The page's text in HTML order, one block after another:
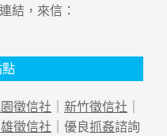
結，來信：
徵信社 ｜ 新竹徵信社 ｜
徵信社 ｜優良抓姦諮詢